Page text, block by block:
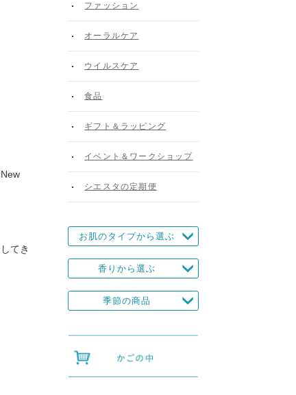
てき
ファッション
オーラルケア
ウイルスケア
食品
ギフト＆ラッピング
イベント＆ワークショップ
シエスタの定期便
お肌のタイプから選ぶ
香りから選ぶ
季節の商品